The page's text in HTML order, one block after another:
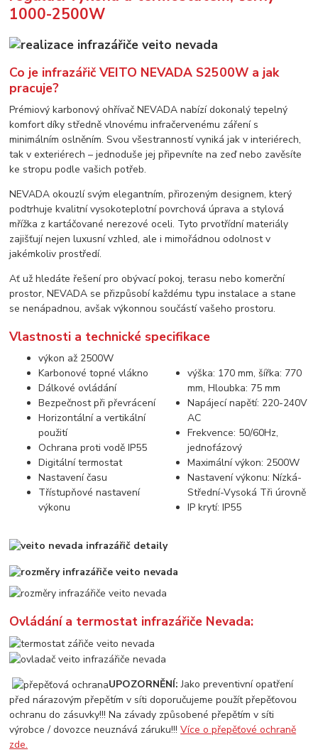
1000-2500W
Co je infrazářič VEITO NEVADA S2500W a jak
pracuje?
Prémiový karbonový ohřívač NEVADA nabízí dokonalý tepelný
komfort díky středně vlnovému infračervenému záření s
minimálním oslněním. Svou všestranností vyniká jak v interiérech,
tak v exteriérech – jednoduše jej připevníte na zeď nebo zavěsíte
ke stropu podle vašich potřeb.
NEVADA okouzlí svým elegantním, přirozeným designem, který
podtrhuje kvalitní vysokoteplotní povrchová úprava a stylová
mřížka z kartáčované nerezové oceli. Tyto prvotřídní materiály
zajišťují nejen luxusní vzhled, ale i mimořádnou odolnost v
jakémkoliv prostředí.
Ať už hledáte řešení pro obývací pokoj, terasu nebo komerční
prostor, NEVADA se přizpůsobí každému typu instalace a stane
se nenápadnou, avšak výkonnou součástí vašeho prostoru.
Vlastnosti a technické specifikace
výkon až 2500W
Karbonové topné vlákno
Dálkové ovládání
Bezpečnost při převrácení
Horizontální a vertikální
použití
Ochrana proti vodě IP55
Digitální termostat
Nastavení času
Třístupňové nastavení
výkonu
výška: 170 mm, šířka: 770
mm, Hloubka: 75 mm
Napájecí napětí: 220-240V
AC
Frekvence: 50/60Hz,
jednofázový
Maximální výkon: 2500W
Nastavení výkonu: Nízká-
Střední-Vysoká Tři úrovně
IP krytí: IP55
Ovládání a termostat infrazářiče Nevada:
UPOZORNĚNÍ: Jako preventivní opatření
před nárazovým přepětím v síti doporučujeme použít přepěťovou
ochranu do zásuvky!!! Na závady způsobené přepětím v síti
výrobce / dovozce neuznává záruku!!!Více o přepěťové ochraně
zde.